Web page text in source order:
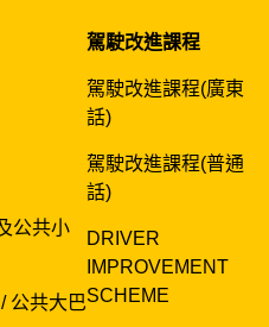
公共小
公共大巴
駕駛改進課程
駕駛改進課程(廣東
話)
駕駛改進課程(普通
話)
DRIVER
IMPROVEMENT
SCHEME